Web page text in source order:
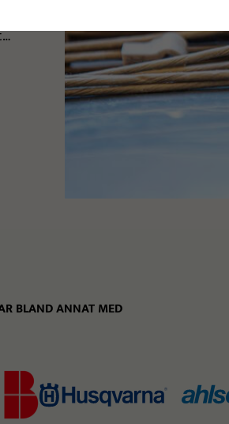
BLAND ANNAT MED